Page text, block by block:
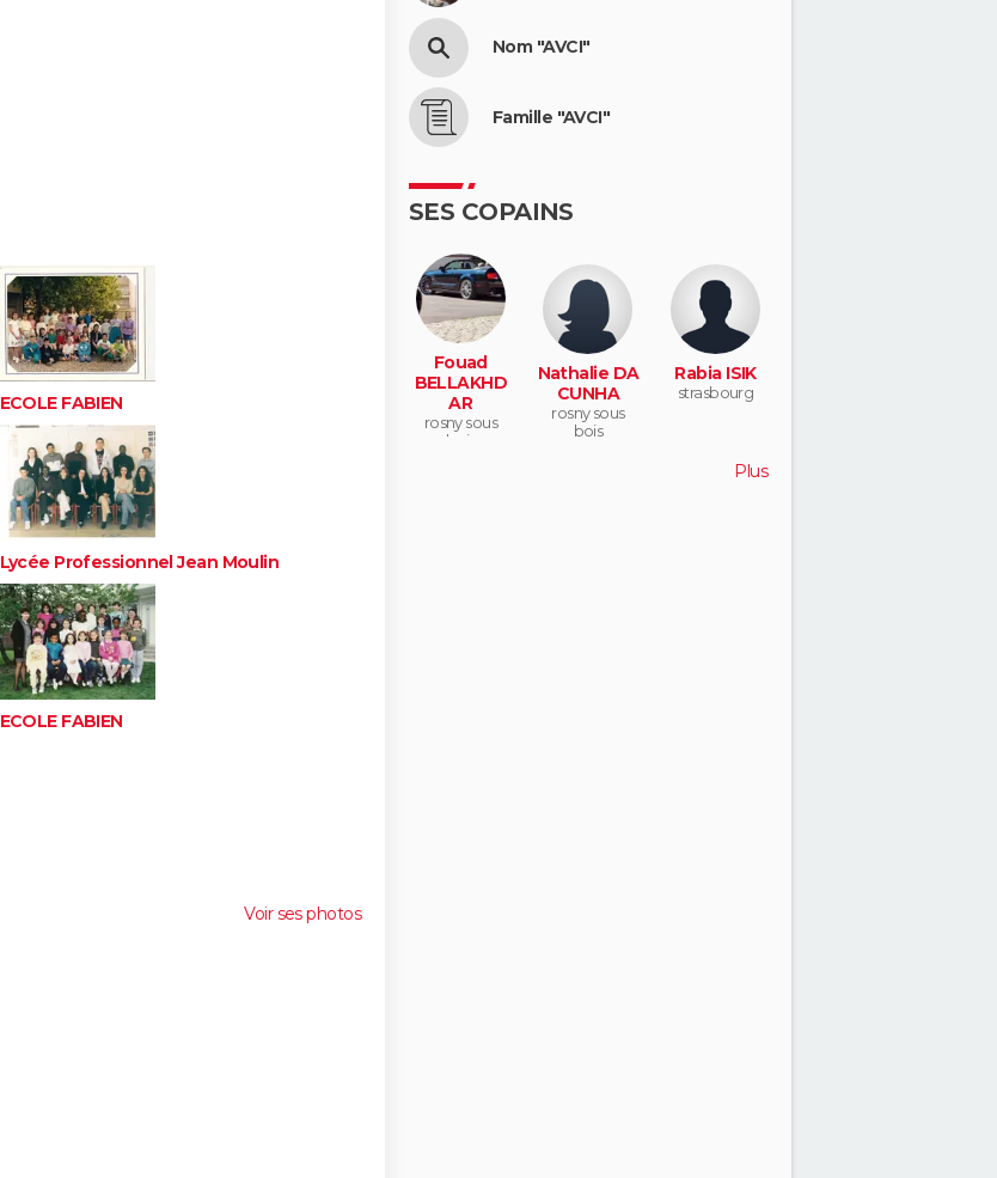
ECOLE FABIEN
Lycée Professionnel Jean Moulin
ECOLE FABIEN
Voir ses photos
Nom "AVCI"
Famille "AVCI"
SES COPAINS
Fouad
BELLAKHD
AR
rosny sous
bois
Nathalie DA
CUNHA
rosny sous
bois
Rabia ISIK
strasbourg
Plus